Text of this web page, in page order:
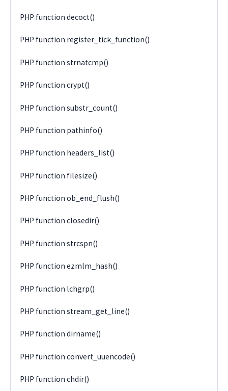
PHP function decoct()
PHP function register_tick_function()
PHP function strnatcmp()
PHP function crypt()
PHP function substr_count()
PHP function pathinfo()
PHP function headers_list()
PHP function filesize()
PHP function ob_end_flush()
PHP function closedir()
PHP function strcspn()
PHP function ezmlm_hash()
PHP function lchgrp()
PHP function stream_get_line()
PHP function dirname()
PHP function convert_uuencode()
PHP function chdir()